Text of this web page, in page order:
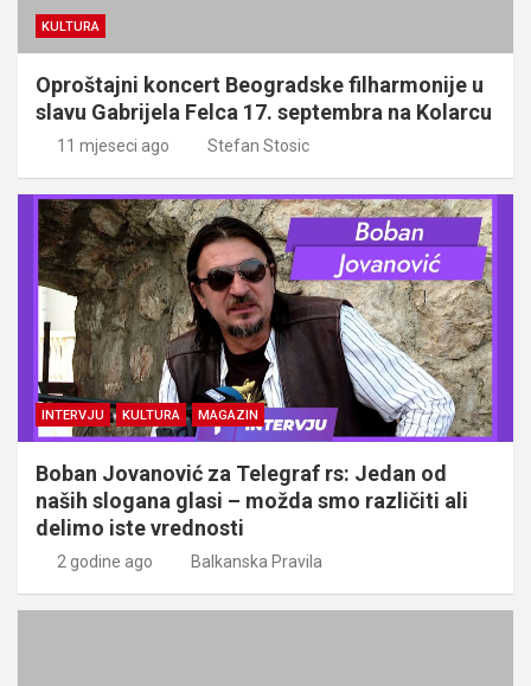
KULTURA
Oproštajni koncert Beogradske filharmonije u
slavu Gabrijela Felca 17. septembra na Kolarcu
11 mjeseci ago Stefan Stosic
INTERVJU KULTURA MAGAZIN
Boban Jovanović za Telegraf rs: Jedan od
naših slogana glasi – možda smo različiti ali
delimo iste vrednosti
2 godine ago Balkanska Pravila